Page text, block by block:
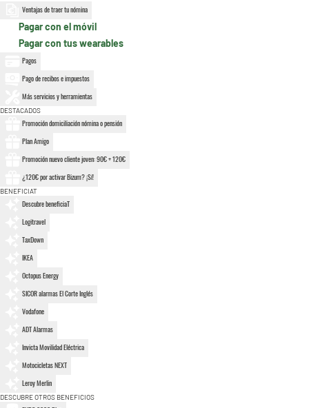
Ventajas de traer tu nómina
Pagar con el móvil
Pagar con tus wearables
Pagos
Pago de recibos e impuestos
Más servicios y herramientas
DESTACADOS
Promoción domiciliación nómina o pensión
Plan Amigo
Promoción nuevo cliente joven: 90€ + 120€
¿120€ por activar Bizum? ¡Sí!
BENEFICIAT
Descubre beneficiaT
Logitravel
TaxDown
IKEA
Octopus Energy
SICOR alarmas El Corte Inglés
Vodafone
ADT Alarmas
Invicta Movilidad Eléctrica
Motocicletas NEXT
Leroy Merlin
DESCUBRE OTROS BENEFICIOS